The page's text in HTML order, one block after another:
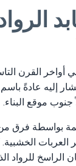
في أواخر
إليه عادةً
موقع البناء.
بواسطة فرق
الراسخ للرواد